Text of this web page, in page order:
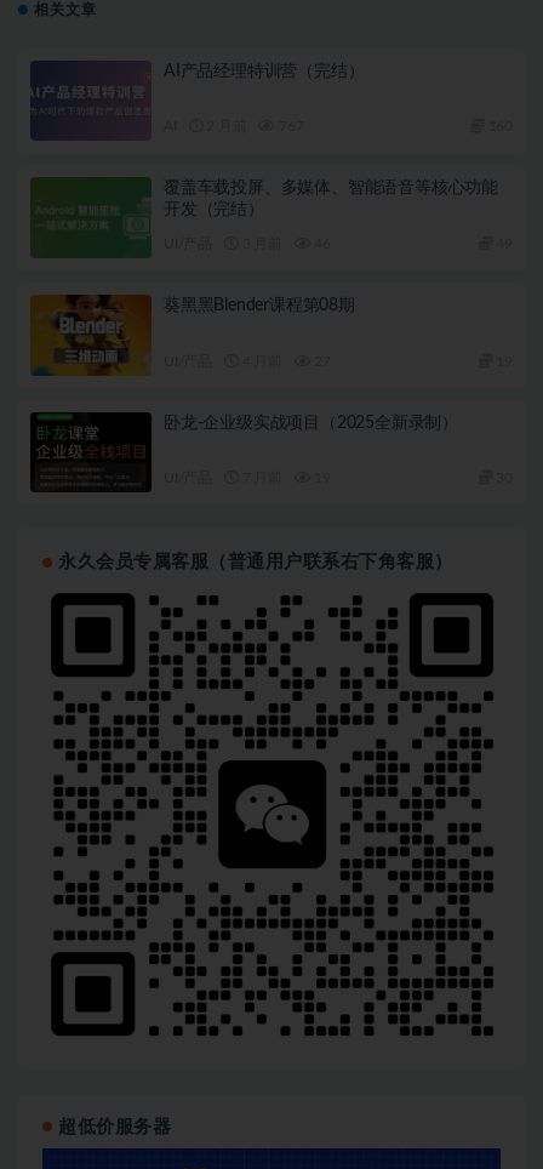
相关文章
AI产品经理特训营（完结）
覆盖车载投屏、多媒体、智能语音等核心功能
开发（完结）
葵黑黑Blender课程第08期
卧龙-企业级实战项目（2025全新录制）
永久会员专属客服（普通用户联系右下角客服）
超低价服务器